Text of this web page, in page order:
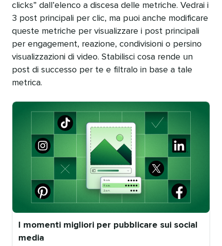
clicks” dall’elenco a discesa delle metriche. Vedrai i
3 post principali per clic, ma puoi anche modificare
queste metriche per visualizzare i post principali
per engagement, reazione, condivisioni o persino
visualizzazioni di video. Stabilisci cosa rende un
post di successo per te e filtralo in base a tale
metrica.
I momenti migliori per pubblicare sui social
media